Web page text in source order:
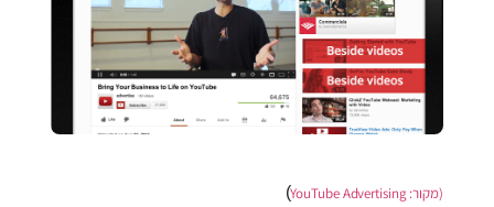
(מקור:YouTube Advertising
)